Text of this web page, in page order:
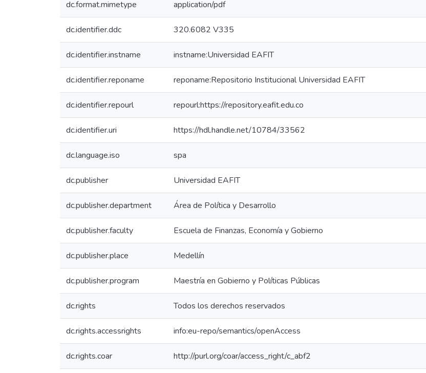
dc.format.mimetype application/pdf
dc.identifier.ddc 320.6082 V335
dc.identifier.instname instname:Universidad EAFIT
dc.identifier.reponame reponame:Repositorio Institucional Universidad EAFIT
dc.identifier.repourl repourl:https://repository.eafit.edu.co
dc.identifier.uri https://hdl.handle.net/10784/33562
dc.language.iso spa
dc.publisher Universidad EAFIT
dc.publisher.department Área de Política y Desarrollo
dc.publisher.faculty Escuela de Finanzas, Economía y Gobierno
dc.publisher.place Medellín
dc.publisher.program Maestría en Gobierno y Políticas Públicas
dc.rights Todos los derechos reservados
dc.rights.accessrights info:eu-repo/semantics/openAccess
dc.rights.coar http://purl.org/coar/access_right/c_abf2